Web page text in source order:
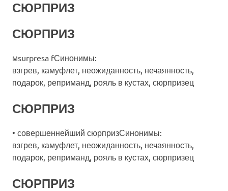
СЮРПРИЗ
СЮРПРИЗ
мsurpresa fСинонимы:
взгрев, камуфлет, неожиданность, нечаянность,
подарок, реприманд, рояль в кустах, сюрпризец
СЮРПРИЗ
• совершеннейший сюрпризСинонимы:
взгрев, камуфлет, неожиданность, нечаянность,
подарок, реприманд, рояль в кустах, сюрпризец
СЮРПРИЗ